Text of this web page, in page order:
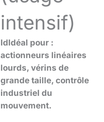
intensif)
IdIdéal pour :
actionneurs linéaires
lourds, vérins de
grande taille, contrôle
industriel du
mouvement.